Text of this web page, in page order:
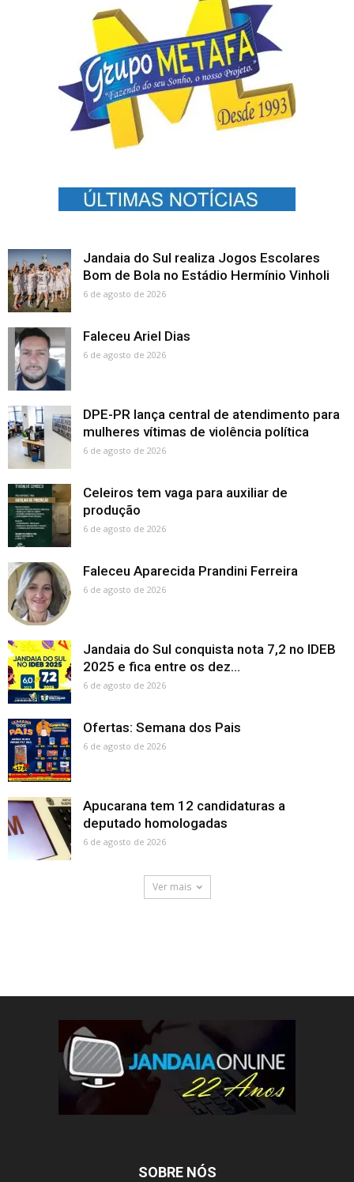
Jandaia do Sul realiza Jogos Escolares
Bom de Bola no Estádio Hermínio Vinholi
6 de agosto de 2026
Faleceu Ariel Dias
6 de agosto de 2026
DPE-PR lança central de atendimento para
mulheres vítimas de violência política
6 de agosto de 2026
Celeiros tem vaga para auxiliar de
produção
6 de agosto de 2026
Faleceu Aparecida Prandini Ferreira
6 de agosto de 2026
Jandaia do Sul conquista nota 7,2 no IDEB
2025 e fica entre os dez...
6 de agosto de 2026
Ofertas: Semana dos Pais
6 de agosto de 2026
Apucarana tem 12 candidaturas a
deputado homologadas
6 de agosto de 2026
Ver mais
SOBRE NÓS